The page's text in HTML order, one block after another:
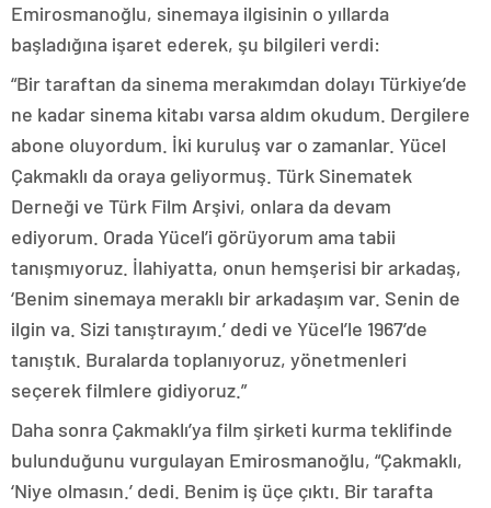
Emirosmanoğlu, sinemaya ilgisinin o yıllarda
başladığına işaret ederek, şu bilgileri verdi:
“Bir taraftan da sinema merakımdan dolayı Türkiye’de
ne kadar sinema kitabı varsa aldım okudum. Dergilere
abone oluyordum. İki kuruluş var o zamanlar. Yücel
Çakmaklı da oraya geliyormuş. Türk Sinematek
Derneği ve Türk Film Arşivi, onlara da devam
ediyorum. Orada Yücel’i görüyorum ama tabii
tanışmıyoruz. İlahiyatta, onun hemşerisi bir arkadaş,
‘Benim sinemaya meraklı bir arkadaşım var. Senin de
ilgin va. Sizi tanıştırayım.’ dedi ve Yücel’le 1967’de
tanıştık. Buralarda toplanıyoruz, yönetmenleri
seçerek filmlere gidiyoruz.”
Daha sonra Çakmaklı’ya film şirketi kurma teklifinde
bulunduğunu vurgulayan Emirosmanoğlu, “Çakmaklı,
‘Niye olmasın.’ dedi. Benim iş üçe çıktı. Bir tarafta